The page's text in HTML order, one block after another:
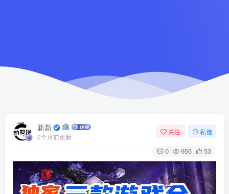
新新
2个月前更新
关注 私信
0 956 53